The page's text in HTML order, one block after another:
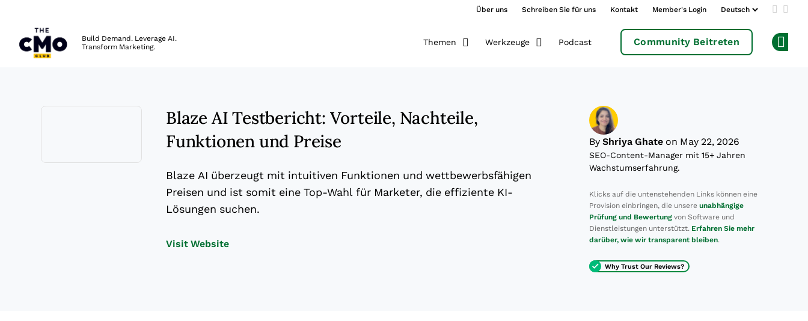
Über uns Schreiben Sie für uns Kontakt Member's Login Add us
Build Demand. Leverage AI.
Transform Marketing.
Themen Werkzeuge Podcast Community Beitreten
Blaze AI Testbericht: Vorteile, Nachteile,
Funktionen und Preise
Blaze AI überzeugt mit intuitiven Funktionen und wettbewerbsfähigen
Preisen und ist somit eine Top-Wahl für Marketer, die effiziente KI-
Lösungen suchen.
Visit WebsiteOpens new window
By Shriya Ghate on May 22, 2026
SEO-Content-Manager mit 15+ Jahren
Wachstumserfahrung.
Klicks auf die untenstehenden Links können eine
Provision einbringen, die unsere unabhängige
Prüfung und Bewertung von Software und
Dienstleistungen unterstützt. Erfahren Sie mehr
darüber, wie wir transparent bleiben.
Why Trust Our Reviews?